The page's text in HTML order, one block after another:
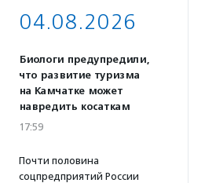
04.08.2026
Биологи предупредили,
что развитие туризма
на Камчатке может
навредить косаткам
17:59
Почти половина
соцпредприятий России